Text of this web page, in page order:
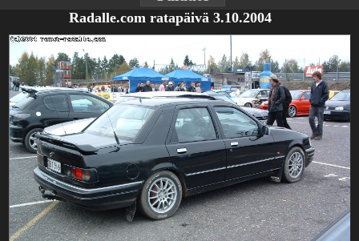
Radalle.com ratapäivä 3.10.2004